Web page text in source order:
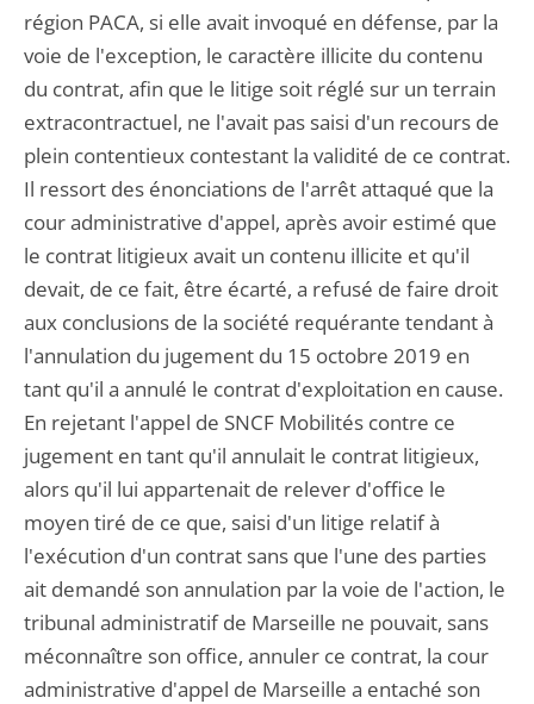
région PACA, si elle avait invoqué en défense, par la
voie de l'exception, le caractère illicite du contenu
du contrat, afin que le litige soit réglé sur un terrain
extracontractuel, ne l'avait pas saisi d'un recours de
plein contentieux contestant la validité de ce contrat.
Il ressort des énonciations de l'arrêt attaqué que la
cour administrative d'appel, après avoir estimé que
le contrat litigieux avait un contenu illicite et qu'il
devait, de ce fait, être écarté, a refusé de faire droit
aux conclusions de la société requérante tendant à
l'annulation du jugement du 15 octobre 2019 en
tant qu'il a annulé le contrat d'exploitation en cause.
En rejetant l'appel de SNCF Mobilités contre ce
jugement en tant qu'il annulait le contrat litigieux,
alors qu'il lui appartenait de relever d'office le
moyen tiré de ce que, saisi d'un litige relatif à
l'exécution d'un contrat sans que l'une des parties
ait demandé son annulation par la voie de l'action, le
tribunal administratif de Marseille ne pouvait, sans
méconnaître son office, annuler ce contrat, la cour
administrative d'appel de Marseille a entaché son